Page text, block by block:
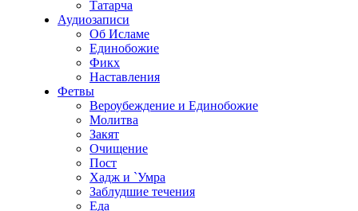
Татарча
Аудиозаписи
Об Исламе
Единобожие
Фикх
Наставления
Фетвы
Вероубеждение и Единобожие
Молитва
Закят
Очищение
Пост
Хадж и `Умра
Заблудшие течения
Еда